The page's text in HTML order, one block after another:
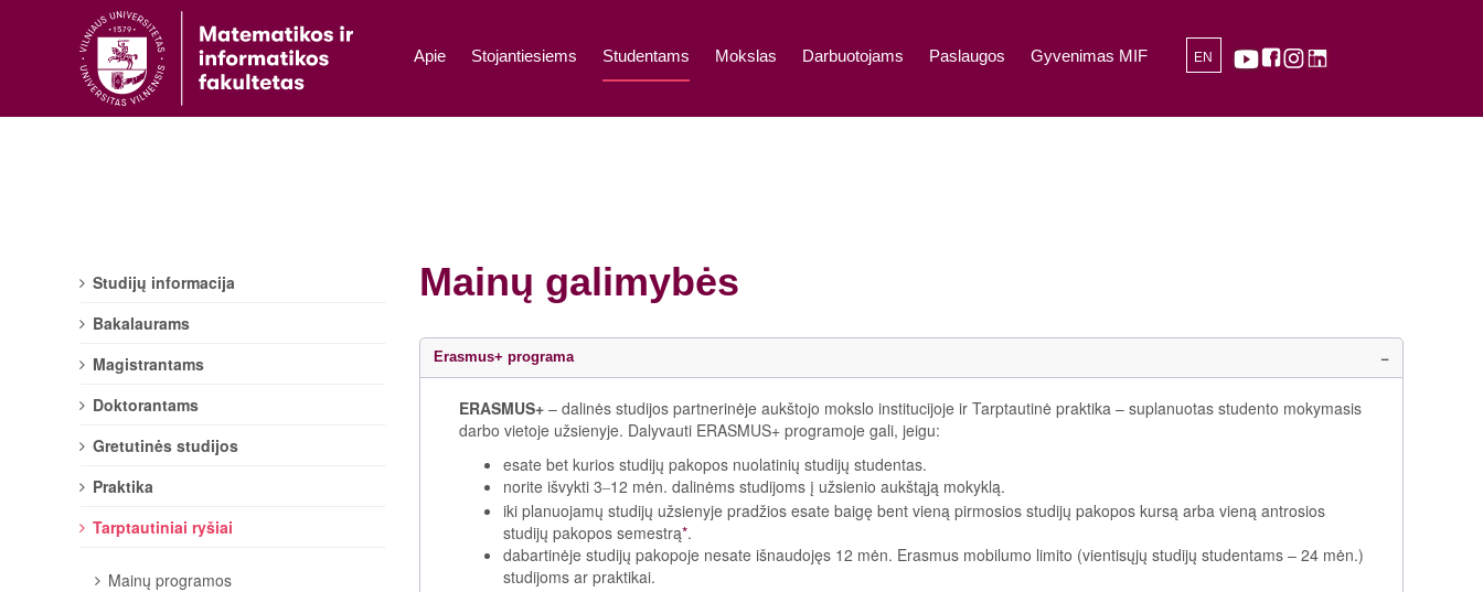
Apie Stojantiesiems Studentams Mokslas Darbuotojams Paslaugos Gyvenimas MIF EN
Mainų galimybės
Erasmus+ programa
ERASMUS+– dalinės studijos partnerinėje aukštojo mokslo institucijoje ir Tarptautinė praktika – suplanuotas studento mokymasis
darbo vietoje užsienyje. Dalyvauti ERASMUS+ programoje gali, jeigu:
esate bet kurios studijų pakopos nuolatinių studijų studentas.
norite išvykti 3–12 mėn. dalinėms studijoms į užsienio aukštąją mokyklą.
iki planuojamų studijų užsienyje pradžios esate baigę bent vieną pirmosios studijų pakopos kursą arba vieną antrosios
studijų pakopos semestrą*.
dabartinėje studijų pakopoje nesate išnaudojęs 12 mėn. Erasmus mobilumo limito (vientisųjų studijų studentams – 24 mėn.)
studijoms ar praktikai.
Studijų informacija
Bakalaurams
Magistrantams
Doktorantams
Gretutinės studijos
Praktika
Tarptautiniai ryšiai
Mainų programos